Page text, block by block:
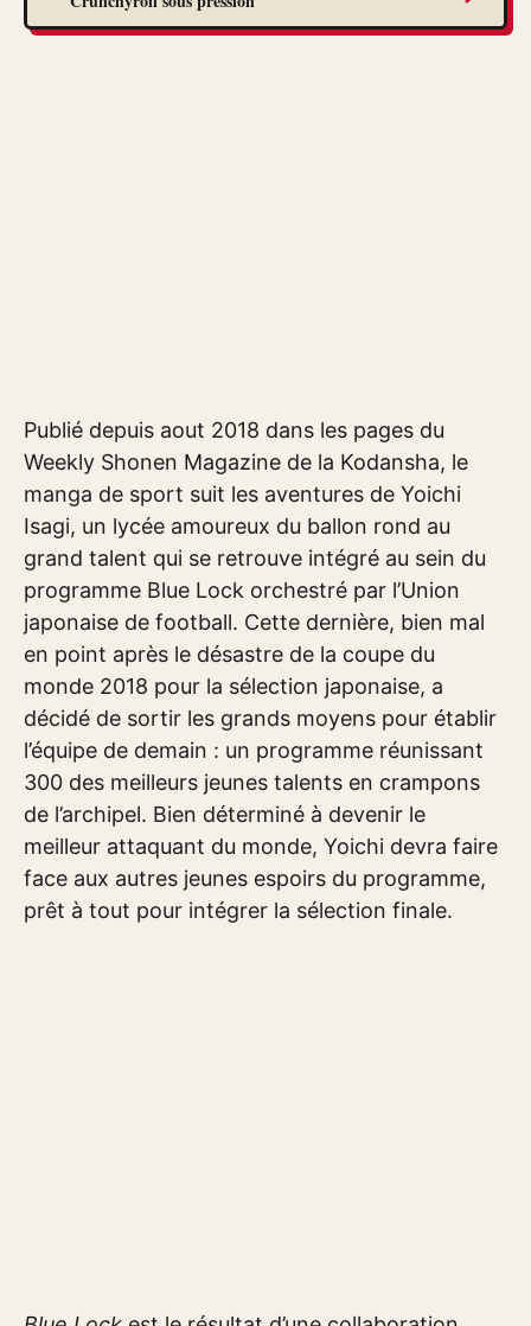
Publié depuis aout 2018 dans les pages du
Weekly Shonen Magazine de la Kodansha, le
manga de sport suit les aventures de Yoichi
Isagi, un lycée amoureux du ballon rond au
grand talent qui se retrouve intégré au sein du
programme Blue Lock orchestré par l’Union
japonaise de football. Cette dernière, bien mal
en point après le désastre de la coupe du
monde 2018 pour la sélection japonaise, a
décidé de sortir les grands moyens pour établir
l’équipe de demain : un programme réunissant
300 des meilleurs jeunes talents en crampons
de l’archipel. Bien déterminé à devenir le
meilleur attaquant du monde, Yoichi devra faire
face aux autres jeunes espoirs du programme,
prêt à tout pour intégrer la sélection finale.